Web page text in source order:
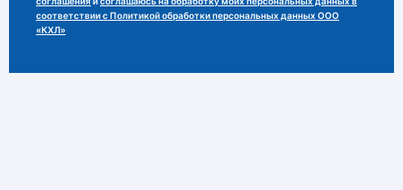
соответствии с Политикой обработки персональных данных ООО
«КХЛ»